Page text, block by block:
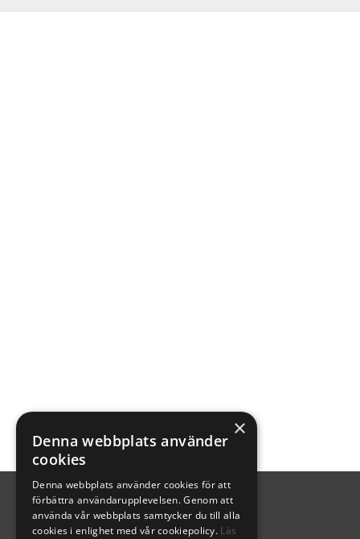
×
Denna webbplats använder
cookies
Denna webbplats använder cookies för att
förbättra användarupplevelsen. Genom att
använda vår webbplats samtycker du till alla
cookies i enlighet med vår cookiepolicy. Läs